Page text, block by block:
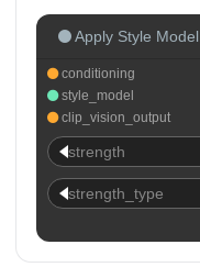
Apply Style Model
conditioning
style_model
clip_vision_output
strength
strength_type